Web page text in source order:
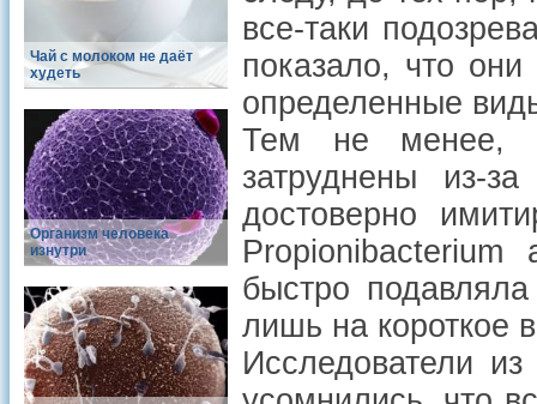
Чай с молоком не даёт
худеть
Организм человека
изнутри
все-таки
показало, что
определенные
Тем не менее,
затруднены из-
достоверно
быстро
лишь на короткое
Исследователи